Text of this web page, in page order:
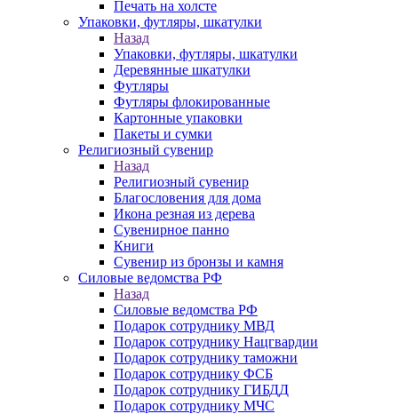
Печать на холсте
Упаковки, футляры, шкатулки
Назад
Упаковки, футляры, шкатулки
Деревянные шкатулки
Футляры
Футляры флокированные
Картонные упаковки
Пакеты и сумки
Религиозный сувенир
Назад
Религиозный сувенир
Благословения для дома
Икона резная из дерева
Сувенирное панно
Книги
Сувенир из бронзы и камня
Силовые ведомства РФ
Назад
Силовые ведомства РФ
Подарок сотруднику МВД
Подарок сотруднику Нацгвардии
Подарок сотруднику таможни
Подарок сотруднику ФСБ
Подарок сотруднику ГИБДД
Подарок сотруднику МЧС